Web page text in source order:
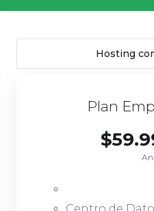
Hosting
Plan